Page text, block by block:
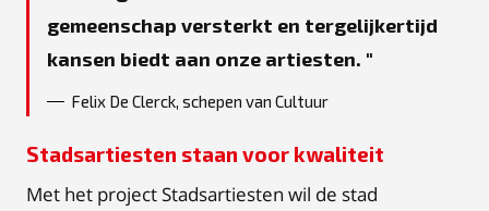
gemeenschap versterkt en tergelijkertijd
kansen biedt aan onze artiesten.
Felix De Clerck, schepen van Cultuur
Stadsartiesten staan voor kwaliteit
Met het project Stadsartiesten wil de stad